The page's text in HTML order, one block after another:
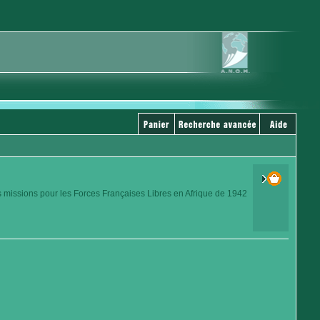
pour les Forces Françaises Libres en Afrique de 1942